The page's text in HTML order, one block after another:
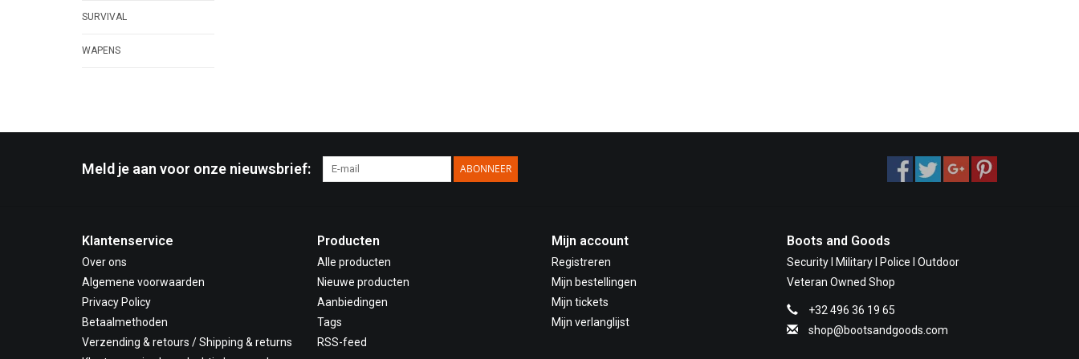
SURVIVAL
WAPENS
Meld je aan voor onze nieuwsbrief: ABONNEER
Klantenservice
Over ons
Algemene voorwaarden
Privacy Policy
Betaalmethoden
Verzending & retours / Shipping & returns
Producten
Alle producten
Nieuwe producten
Aanbiedingen
Tags
RSS-feed
Mijn account
Registreren
Mijn bestellingen
Mijn tickets
Mijn verlanglijst
Boots and Goods
Security I Military I Police I Outdoor
Veteran Owned Shop
+32 496 36 19 65
shop@bootsandgoods.com